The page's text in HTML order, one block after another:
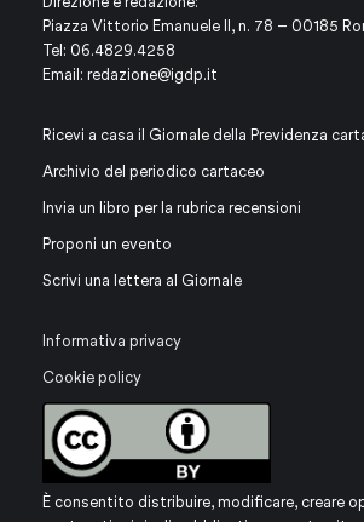
Piazza Vittorio Emanuele II, n. 78 – 00185
Tel: 06.4829.4258
Email: redazione@igdp.it
Ricevi a casa il Giornale della Previdenza
Archivio del periodico cartaceo
Invia un libro per la rubrica recensioni
Proponi un evento
Scrivi una lettera al Giornale
Informativa privacy
Cookie policy
È consentito distribuire, modificare, creare